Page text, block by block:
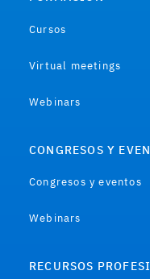
Cursos
Virtual meetings
Webinars
CONGRESOS Y
Congresos y eventos
Webinars
RECURSOS